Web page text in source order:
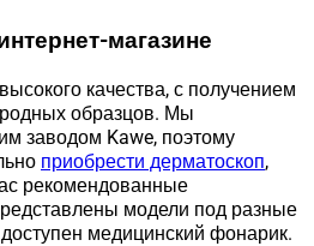
магазине
качества, с получением
образцов. Мы
заводом Kawe, поэтому
приобрести дерматоскоп,
рекомендованные
модели под разные
медицинский фонарик.